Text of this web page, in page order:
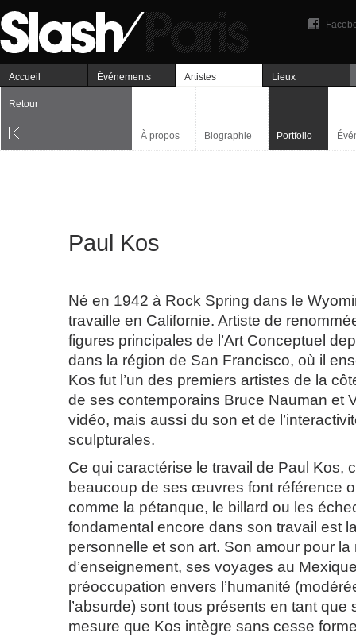
Accueil Événements Artistes Lieux
Retour
À propos Biographie Portfolio
Paul Kos
Né en 1942 à Rock Spring dans le
travaille en Californie. Artiste de
figures principales de l’Art Conceptuel
dans la région de San Francisco, où il
Kos fut l’un des premiers artistes de la
de ses contemporains Bruce Nauman et
vidéo, mais aussi du son et de
sculpturales.
Ce qui caractérise le travail de Paul Kos,
beaucoup de ses œuvres font référence
comme la pétanque, le billard ou les
fondamental encore dans son travail est
personnelle et son art. Son amour pour
d’enseignement, ses voyages au
préoccupation envers l’humanité
l’absurde) sont tous présents en tant
mesure que Kos intègre sans cesse